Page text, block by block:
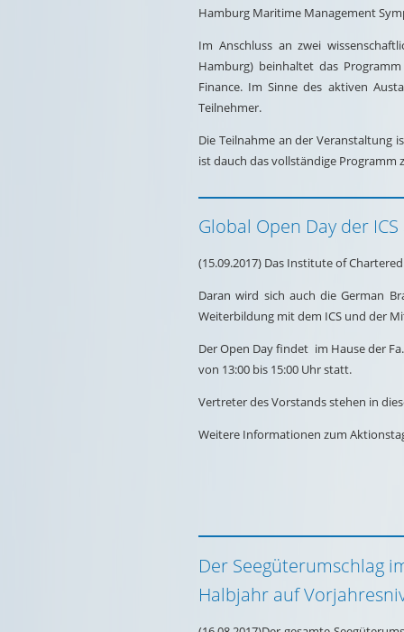
Hamburg Maritime Management
Im Anschluss an zwei
Hamburg) beinhaltet das
Finance. Im Sinne des aktiven
Teilnehmer.
Die Teilnahme an der Veranstaltung
ist dauch das vollständige Programm
Global Open Day der
(15.09.2017) Das Institute of
Daran wird sich auch die German
Weiterbildung mit dem ICS und der
Der Open Day findet im Hause der
von 13:00 bis 15:00 Uhr statt.
Vertreter des Vorstands stehen in
Weitere Informationen zum
Der Seegüterumschlag
Halbjahr auf